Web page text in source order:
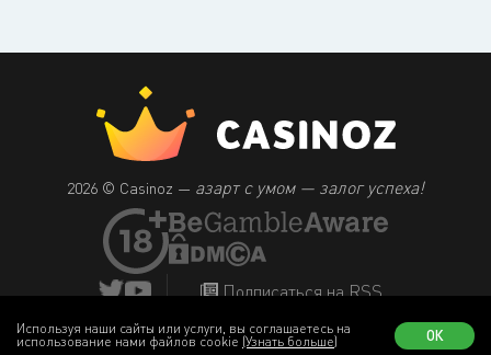
2026 © Casinoz — азарт с умом — залог успеха!
Подписаться на RSS
Используя наши сайты или услуги, вы соглашаетесь на
использование нами файлов cookie (Узнать больше) ОК